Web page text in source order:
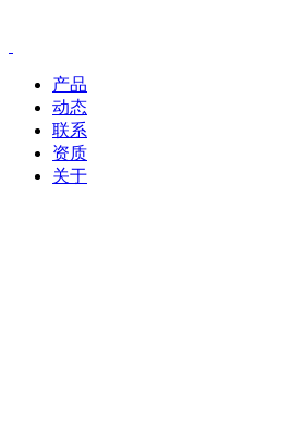
产品
动态
联系
资质
关于